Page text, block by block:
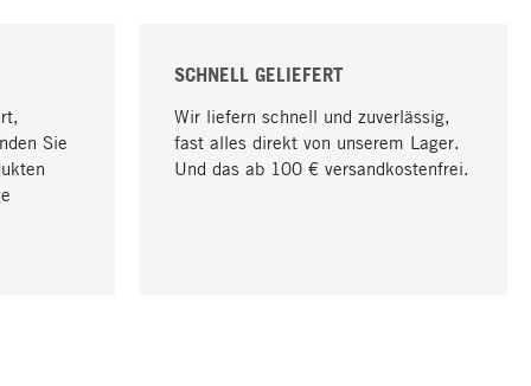
Sie
SCHNELL GELIEFERT
Wir liefern schnell und zuverlässig,
fast alles direkt von unserem Lager.
Und das ab 100 € versandkostenfrei.